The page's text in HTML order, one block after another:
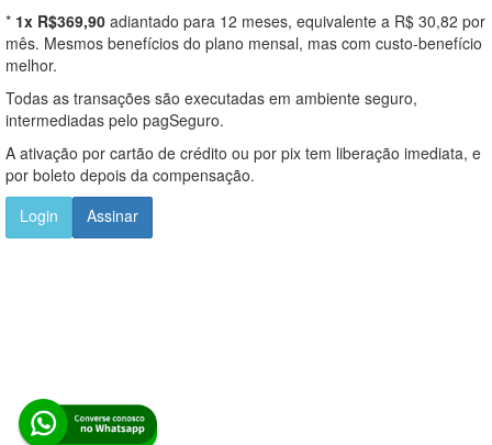
* 1x R$369,90 adiantado para 12 meses, equivalente a R$ 30,82 por
mês. Mesmos benefícios do plano mensal, mas com custo-benefício
melhor.
Todas as transações são executadas em ambiente seguro,
intermediadas pelo pagSeguro.
A ativação por cartão de crédito ou por pix tem liberação imediata, e
por boleto depois da compensação.
Login
Assinar